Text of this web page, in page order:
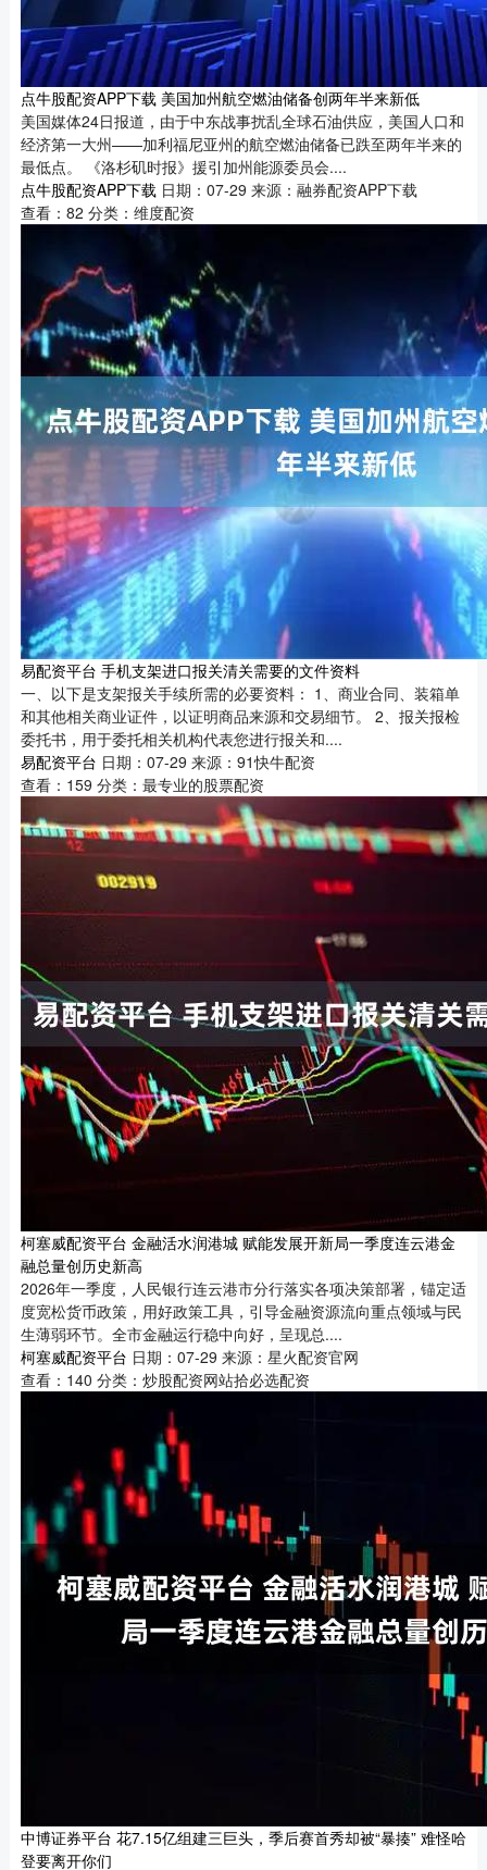
点牛股配资APP下载 美国加州航空燃油储备创两年半来新低
美国媒体24日报道，由于中东战事扰乱全球石油供应，美国人口和
经济第一大州——加利福尼亚州的航空燃油储备已跌至两年半来的
最低点。 《洛杉矶时报》援引加州能源委员会....
点牛股配资APP下载 日期：07-29 来源：融券配资APP下载
查看： 82 分类： 维度配资
易配资平台 手机支架进口报关清关需要的文件资料
一、以下是支架报关手续所需的必要资料： 1、商业合同、装箱单
和其他相关商业证件，以证明商品来源和交易细节。 2、报关报检
委托书，用于委托相关机构代表您进行报关和....
易配资平台 日期：07-29 来源：91快牛配资
查看： 159 分类： 最专业的股票配资
柯塞威配资平台 金融活水润港城 赋能发展开新局一季度连云港金
融总量创历史新高
2026年一季度，人民银行连云港市分行落实各项决策部署，锚定适
度宽松货币政策，用好政策工具，引导金融资源流向重点领域与民
生薄弱环节。全市金融运行稳中向好，呈现总....
柯塞威配资平台 日期：07-29 来源：星火配资官网
查看： 140 分类： 炒股配资网站拾必选配资
中博证券平台 花7.15亿组建三巨头，季后赛首秀却被“暴揍” 难怪哈
登要离开你们